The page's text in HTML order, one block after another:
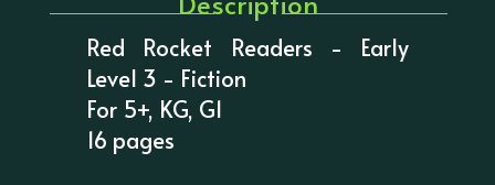
Red Rocket Readers - Early
Level 3 - Fiction
For 5+, KG, G1
16 pages